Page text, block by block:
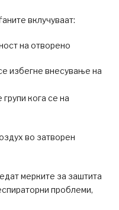
вклучуваат:
на отворено
избегне внесување на
кога се на
во затворен
мерките за заштита
проблеми,